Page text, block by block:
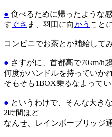
● 食べるために帰ったような
す ぐさ ま、羽田に向かう ことに
コンビニでお茶とか補給して
● さすがに、首都高で70km/h
何度かハンドルを持っていか
そもそも1BOX乗るなよって
● というわけで、そんな大き
2時間ほど
なんせ、レインボーブリッジ